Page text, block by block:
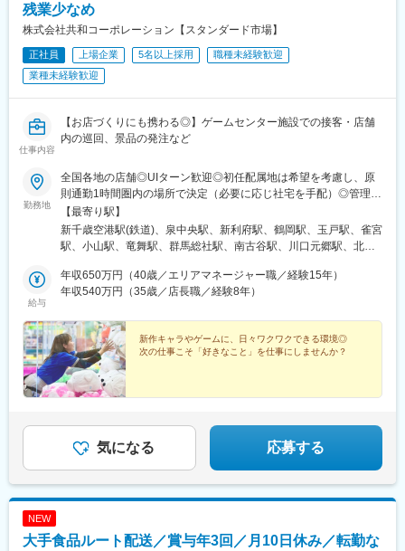
残業少なめ
株式会社共和コーポレーション【スタンダード市場】
正社員 上場企業 5名以上採用
職種未経験歓迎
業種未経験歓迎
仕事内容
【お店づくりにも携わる◎】ゲームセンター施設での接客・店舗
内の巡回、景品の発注など
勤務地
全国各地の店舗◎UIターン歓迎◎初任配属地は希望を考慮し、原
則通勤1時間圏内の場所で決定（必要に応じ社宅を手配）◎管理職
へ昇格後、新店舗開設時に転勤の可能性あり■北海道北海道／千歳
市■東北宮城／富谷市・利府町山形／鶴岡市■関東茨城／筑西市栃
木／三川町・小山市群馬／太田市・吉岡町埼玉／川越市・川口
原市・印西市東京／杉並区・板橋区・八王子市神奈川／横浜市／
相模原市■北陸・甲信越新潟／長岡市・上越市富山／富山市石川／
那市・塩尻市・佐久市■東海岐阜／各務原市・本巣市・美濃加茂
市・北方町静岡／浜松市・磐田市・焼津市・掛川市愛知／名古屋
市・豊橋市・蒲郡市・一宮市・東海市三重／四日市市・鈴鹿市・
松阪市■関西滋賀／大津市大阪／寝屋川市・交野市兵庫／姫路市■
中国・四国鳥取／米子市・鳥取市島根／浜田市広島／東広島市・
【最寄り駅】
新千歳空港駅(鉄道)、泉中央駅、新利府駅、鶴岡駅、玉戸駅、雀宮
駅、小山駅、竜舞駅、群馬総社駅、南古谷駅、川口元郷駅、北上
井駅、印西牧の原駅、荻窪駅、地下鉄成増駅、八王子みなみ野
駅、元町・中華街駅、橋本駅(神奈川県)、長岡駅、春日山駅、東新
野駅、柳原駅(長野県)、今井駅、篠ノ井駅、豊科駅、南松本駅、北
松本駅、西上田駅、元善光寺駅、伊那市駅、広丘駅、岩村田駅、
各務原市役所前駅、美江寺駅、美濃川合駅、北方真桑駅、上島
駅、御厨駅(静岡県)、西焼津駅、袋井駅、栄駅(愛知県)、愛知大学
前駅、三河鹿島駅、名鉄一宮駅、太田川駅、南四日市駅、平田町
路駅、後藤駅、湖山駅、周布駅、西条駅(広島県)、寺家駅、八丁堀
駅(広島県)、商工センター入口駅、徳山駅、金蔵寺駅、川口駅、新
津田沼駅、成増駅、新庄田中駅、南富山駅前駅、市役所前駅(長野
県)、栄町駅(愛知県)、尾張一宮駅、泊駅(三重県)、三本松口駅、胡
町駅、新井口駅、久屋大通駅、西一宮駅、草津南駅
給与
年収650万円（40歳／エリアマネージャー職／経験15年）
年収540万円（35歳／店長職／経験8年）
新作キャラやゲームに、日々ワクワクできる環境◎
次の仕事こそ「好きなこと」を仕事にしませんか？
気になる 応募する
NEW
大手食品ルート配送／賞与年3回／月10日休み／転勤な